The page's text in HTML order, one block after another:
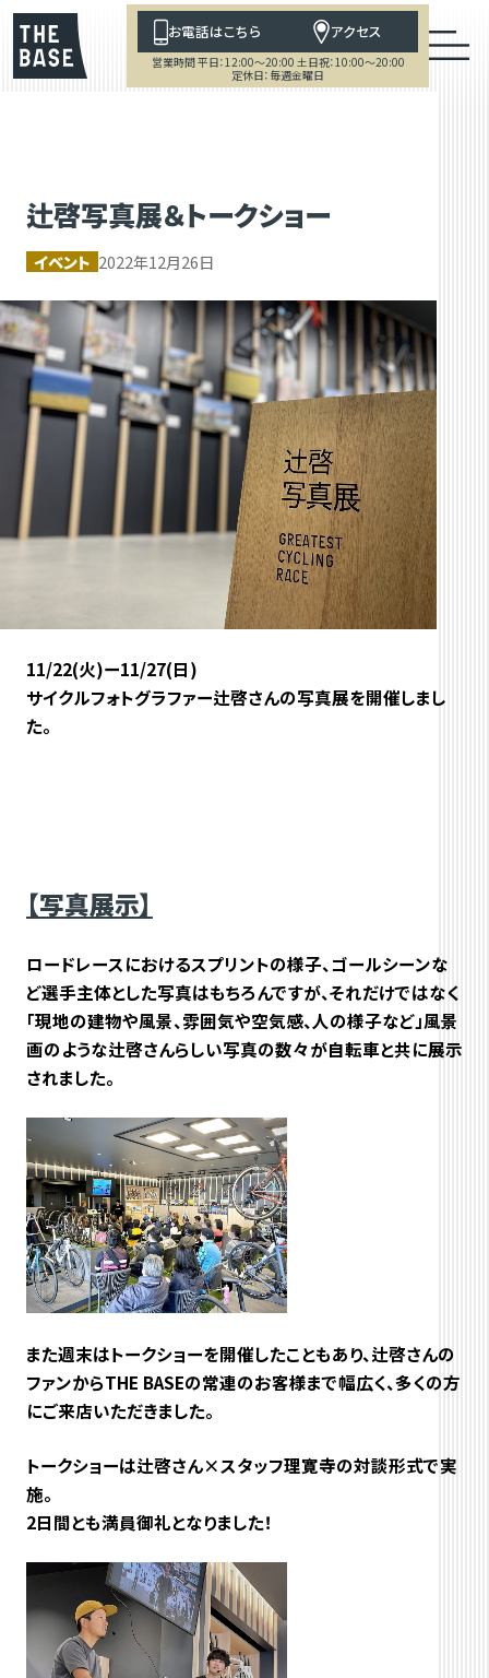
お電話はこちら アクセス
営業時間 平日：12:00～20:00 土日祝：10:00～20:00
定休日：毎週金曜日
辻啓写真展＆トークショー
イベント 2022年12月26日
11/22(火)ー11/27(日)
サイクルフォトグラファー辻啓さんの写真展を開催しまし
た。
【写真展示】
ロードレースにおけるスプリントの様子、ゴールシーンな
ど選手主体とした写真はもちろんですが、それだけではなく
「現地の建物や風景、雰囲気や空気感、人の様子など」風景
画のような辻啓さんらしい写真の数々が自転車と共に展示
されました。
また週末はトークショーを開催したこともあり、辻啓さんの
ファンからTHE BASEの常連のお客様まで幅広く、多くの方
にご来店いただきました。
トークショーは辻啓さん×スタッフ理寛寺の対談形式で実
施。
2日間とも満員御礼となりました！